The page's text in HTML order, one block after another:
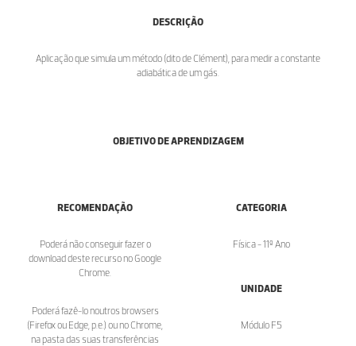
DESCRIÇÃO
Aplicação que simula um método (dito de Clément), para medir a constante
adiabática de um gás.
OBJETIVO DE APRENDIZAGEM
RECOMENDAÇÃO
Poderá não conseguir fazer o
download deste recurso no Google
Chrome.
Poderá fazê-lo noutros browsers
(Firefox ou Edge, p.e.) ou no Chrome,
na pasta das suas transferências
CATEGORIA
Física - 11º Ano
UNIDADE
Módulo F5